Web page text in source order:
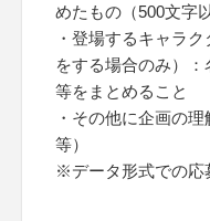
めたもの（500文字
・登場するキャラ
をする場合のみ）
等をまとめること
・その他に企画の
等）
※データ形式での応